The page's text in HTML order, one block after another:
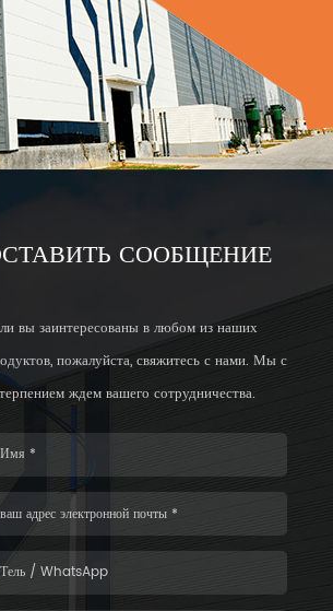
СООБЩЕНИЕ
вы заинтересованы в любом из наших
пожалуйста, свяжитесь с нами. Мы с
ждем вашего сотрудничества.